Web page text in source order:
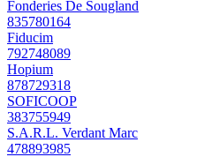
Fonderies De Sougland
835780164
Fiducim
792748089
Hopium
878729318
SOFICOOP
383755949
S.A.R.L. Verdant Marc
478893985